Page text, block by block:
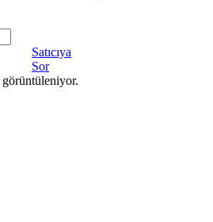
Satıcıya
Sor
görüntüleniyor.